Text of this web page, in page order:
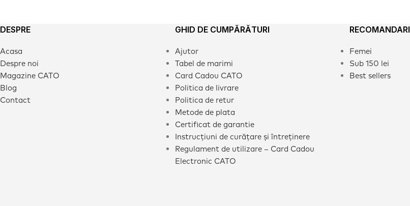
DESPRE
Acasa
Despre noi
Magazine CATO
Blog
Contact
GHID DE CUMPĂRĂTURI
Ajutor
Tabel de marimi
Card Cadou CATO
Politica de livrare
Politica de retur
Metode de plata
Certificat de garantie
Instrucțiuni de curățare și întreținere
Regulament de utilizare – Card Cadou
Electronic CATO
RECOMANDARI
Femei
Sub 150 lei
Best sellers